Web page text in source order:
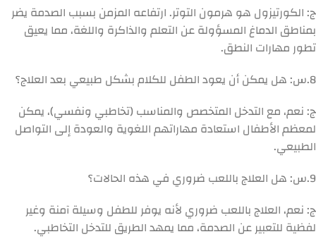
ج: الكورتيزول هو هرمون التوتر. ارتفاعه المزمن بسبب الصدمة يضر
بمناطق الدماغ المسؤولة عن التعلم والذاكرة واللغة، مما يعيق
تطور مهارات النطق.
8. س: هل يمكن أن يعود الطفل للكلام بشكل طبيعي بعد العلاج؟
ج: نعم، مع التدخل المتخصص والمناسب (تخاطبي ونفسي)، يمكن
لمعظم الأطفال استعادة مهاراتهم اللغوية والعودة إلى التواصل
الطبيعي.
9. س: هل العلاج باللعب ضروري في هذه الحالات؟
ج: نعم، العلاج باللعب ضروري لأنه يوفر للطفل وسيلة آمنة وغير
لفظية للتعبير عن الصدمة، مما يمهد الطريق للتدخل التخاطبي.